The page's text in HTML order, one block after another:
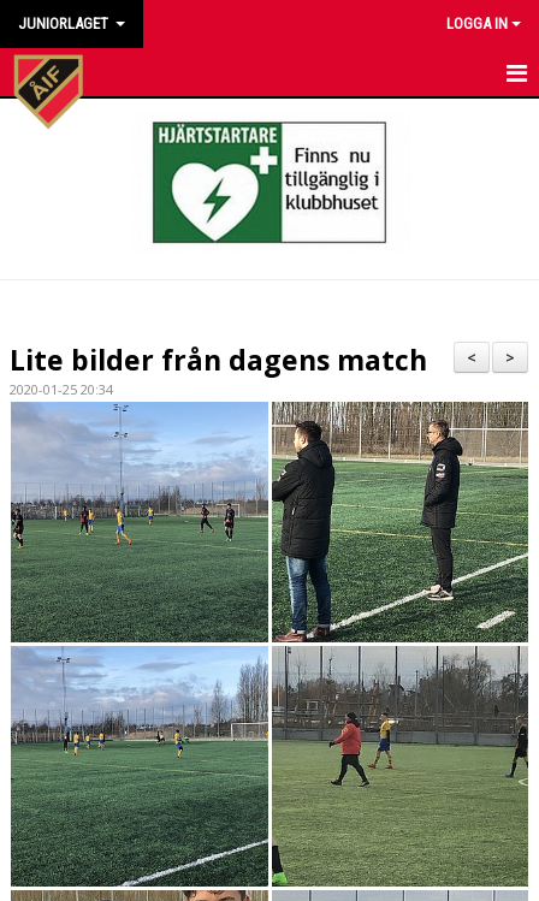
JUNIORLAGET LOGGA IN
HEM
BILDGALLERI
DOKUMENT
KONTAKT
>
<
Lite bilder från dagens match
2020-01-25 20:34